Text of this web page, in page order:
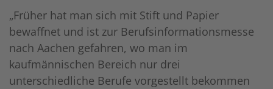
„Früher hat man sich mit Stift und Papier
bewaffnet und ist zur Berufsinformationsmesse
nach Aachen gefahren, wo man im
kaufmännischen Bereich nur drei
unterschiedliche Berufe vorgestellt bekommen